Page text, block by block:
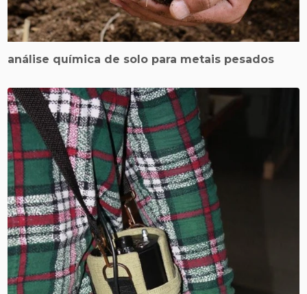
análise química de solo para metais pesados